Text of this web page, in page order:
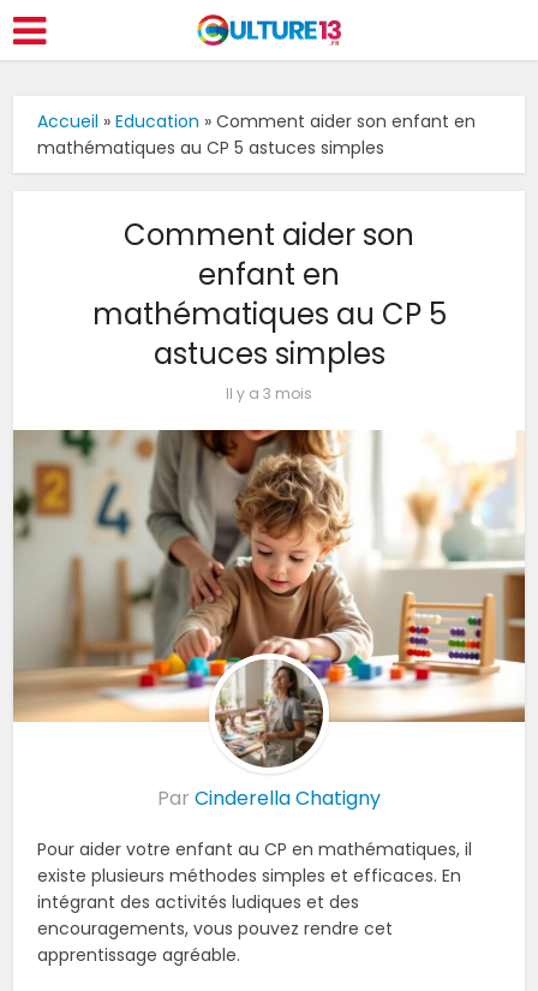
Accueil »Education »Comment aider son enfant en
mathématiques au CP 5 astuces simples
Comment aider son
enfant en
mathématiques au CP 5
astuces simples
Il y a 3 mois
Par Cinderella Chatigny
Pour aider votre enfant au CP en mathématiques, il
existe plusieurs méthodes simples et efficaces. En
intégrant des activités ludiques et des
encouragements, vous pouvez rendre cet
apprentissage agréable.